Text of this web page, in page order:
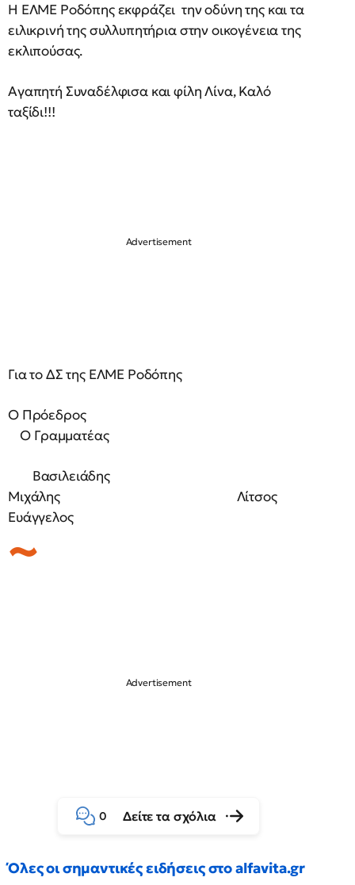
Η ΕΛΜΕ Ροδόπης εκφράζει την οδύνη της και τα
ειλικρινή της συλλυπητήρια στην οικογένεια της
εκλιπούσας.
Αγαπητή Συναδέλφισα και φίλη Λίνα, Καλό
ταξίδι!!!
Για το ΔΣ της ΕΛΜΕ Ροδόπης
Ο Πρόεδρος
Ο Γραμματέας
Βασιλειάδης
Μιχάλης Λίτσος
Ευάγγελος
0 Δείτε τα σχόλια
Όλες οι σημαντικές ειδήσεις στο alfavita.gr